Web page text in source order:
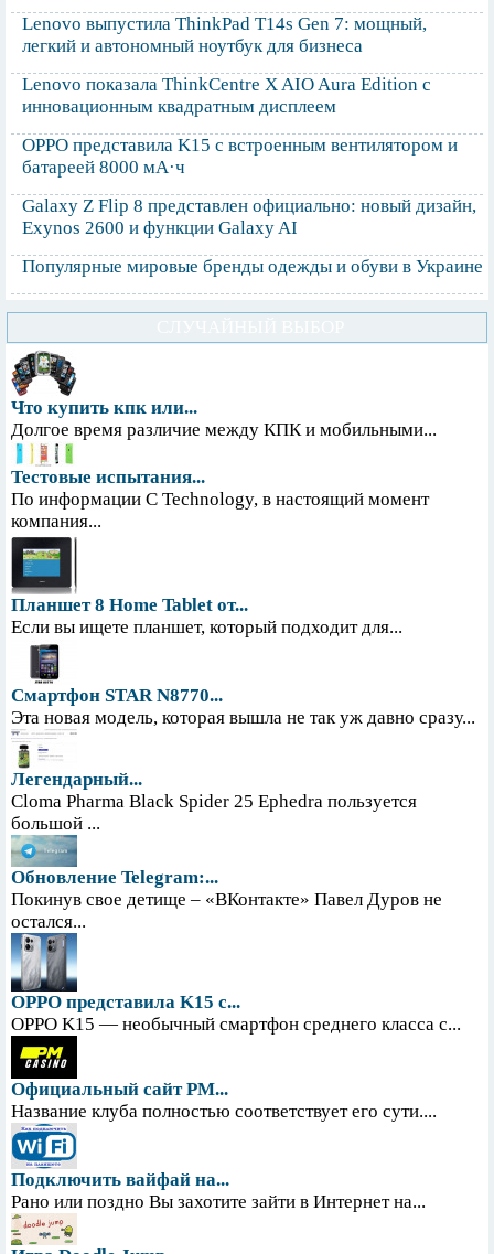
Lenovo выпустила ThinkPad T14s Gen 7: мощный,
легкий и автономный ноутбук для бизнеса
Lenovo показала ThinkCentre X AIO Aura Edition с
инновационным квадратным дисплеем
OPPO представила K15 с встроенным вентилятором и
батареей 8000 мА·ч
Galaxy Z Flip 8 представлен официально: новый дизайн,
Exynos 2600 и функции Galaxy AI
Популярные мировые бренды одежды и обуви в Украине
Что купить кпк или...
Долгое время различие между КПК и мобильными...
Тестовые испытания...
По информации С Technology, в настоящий момент
компания...
Планшет 8 Home Tablet от...
Если вы ищете планшет, который подходит для...
Смартфон STAR N8770...
Эта новая модель, которая вышла не так уж давно сразу...
Легендарный...
Cloma Pharma Black Spider 25 Ephedra пользуется
большой ...
Обновление Telegram:...
Покинув свое детище – «ВКонтакте» Павел Дуров не
остался...
OPPO представила K15 с...
OPPO K15 — необычный смартфон среднего класса с...
Официальный сайт PM...
Название клуба полностью соответствует его сути....
Подключить вайфай на...
Рано или поздно Вы захотите зайти в Интернет на...